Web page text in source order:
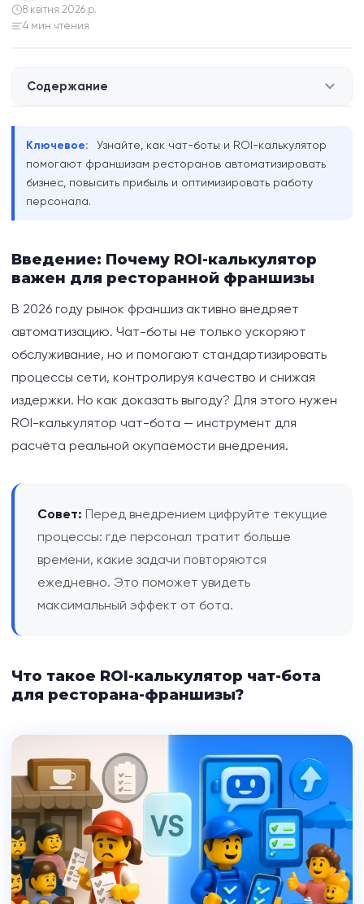
8 квітня 2026 р.
4 мин чтения
Содержание
ресторанной франшизы
Что такое ROI-калькулятор чат-бота для
ресторана-франшизы?
стандартизация и контроль
Пример из практики: Автоматизация на базе
BotLabs и Kavil Coffee
Практические шаги по внедрению чек-листов в
чат-боте
Выводы: Как повысить ROI франшизы через
Ключевое:
Узнайте, как чат-боты и ROI-калькулятор
помогают франшизам ресторанов автоматизировать
бизнес, повысить прибыль и оптимизировать работу
персонала.
Введение: Почему ROI-калькулятор
важен для ресторанной франшизы
В 2026 году рынок франшиз активно внедряет
автоматизацию. Чат-боты не только ускоряют
обслуживание, но и помогают стандартизировать
процессы сети, контролируя качество и снижая
издержки. Но как доказать выгоду? Для этого нужен
ROI-калькулятор чат-бота — инструмент для
расчёта реальной окупаемости внедрения.
Совет: Перед внедрением цифруйте текущие
процессы: где персонал тратит больше
времени, какие задачи повторяются
ежедневно. Это поможет увидеть
максимальный эффект от бота.
Что такое ROI-калькулятор чат-бота
для ресторана-франшизы?